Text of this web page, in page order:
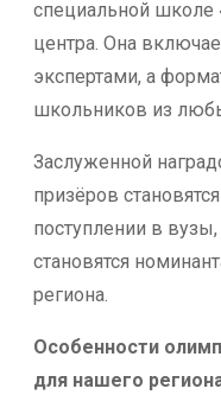
специальной школе
центра. Она
экспертами, а
школьников из
Заслуженной
призёров
поступлении в
становятся
региона.
Особенности
для нашего